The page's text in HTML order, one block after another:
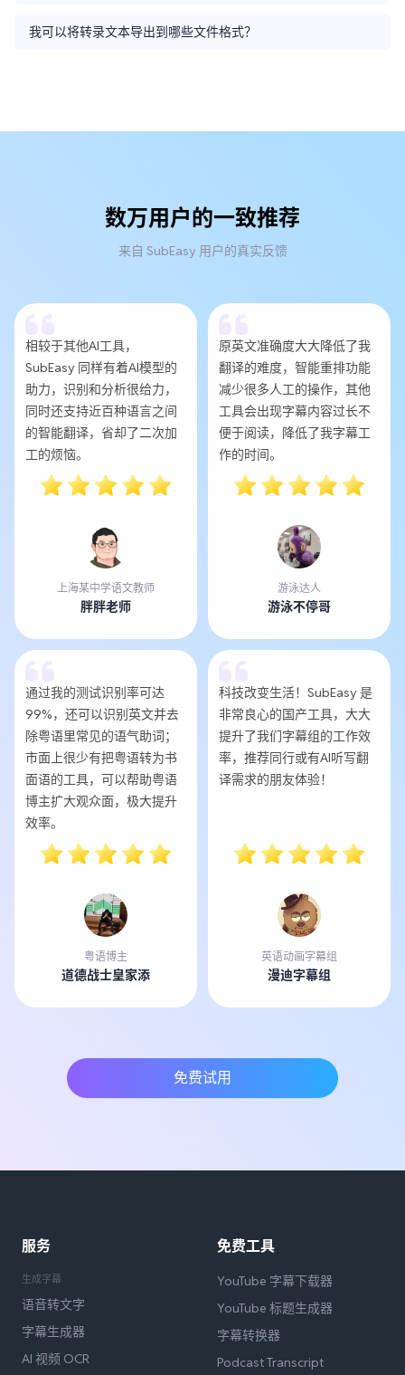
我可以将转录文本导出到哪些文件格式？
数万用户的一致推荐
来自 SubEasy 用户的真实反馈
相较于其他AI工具，
SubEasy 同样有着AI模型的
助力，识别和分析很给力，
同时还支持近百种语言之间
的智能翻译，省却了二次加
工的烦恼。
上海某中学语文教师
胖胖老师
原英文准确度大大降低了我
翻译的难度，智能重排功能
减少很多人工的操作，其他
工具会出现字幕内容过长不
便于阅读，降低了我字幕工
作的时间。
游泳达人
游泳不停哥
通过我的测试识别率可达
99%，还可以识别英文并去
除粤语里常见的语气助词；
市面上很少有把粤语转为书
面语的工具，可以帮助粤语
博主扩大观众面，极大提升
效率。
粤语博主
道德战士皇家添
科技改变生活！SubEasy 是
非常良心的国产工具，大大
提升了我们字幕组的工作效
率，推荐同行或有AI听写翻
译需求的朋友体验！
英语动画字幕组
漫迪字幕组
免费试用
服务
生成字幕
语音转文字
字幕生成器
AI 视频 OCR
免费工具
YouTube 字幕下载器
YouTube 标题生成器
字幕转换器
Podcast Transcript